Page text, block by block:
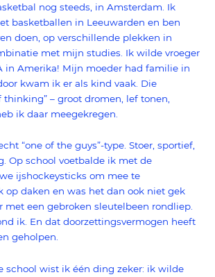
nog steeds, in Amsterdam. Ik
basketballen in Leeuwarden en ben
doen, op verschillende plekken in
met mijn studies. Ik wilde vroeger
in Amerika! Mijn moeder had familie in
kwam ik er als kind vaak. Die
thinking” – groot dromen, lef tonen,
ik daar meegekregen.
“one of the guys”-type. Stoer, sportief,
Op school voetbalde ik met de
ijshockeysticks om mee te
op daken en was het dan ook niet gek
met een gebroken sleutelbeen rondliep.
ik. En dat doorzettingsvermogen heeft
geholpen.
school wist ik één ding zeker: ik wilde